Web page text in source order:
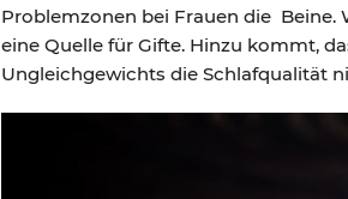
Problemzonen bei Frauen die
eine Quelle für Gifte. Hinzu kommt,
Ungleichgewichts die Schlafqualität